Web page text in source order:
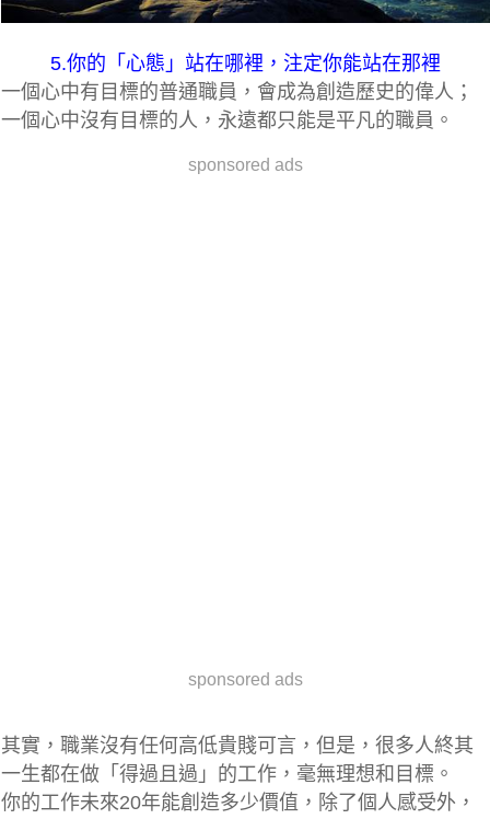
5.你的「心態」站在哪裡，注定你能站在那裡
一個心中有目標的普通職員，會成為創造歷史的偉人；
一個心中沒有目標的人，永遠都只能是平凡的職員。
sponsored ads
sponsored ads
其實，職業沒有任何高低貴賤可言，但是，很多人終其
一生都在做「得過且過」的工作，毫無理想和目標。
你的工作未來20年能創造多少價值，除了個人感受外，